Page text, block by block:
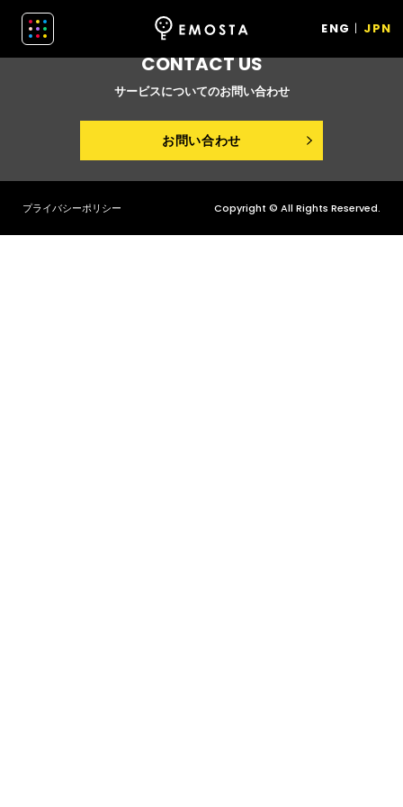
ENG JPN
Please fill out the form on the previous page.
CONTACT US
サービスについてのお問い合わせ
お問い合わせ
プライバシーポリシー Copyright © All Rights Reserved.